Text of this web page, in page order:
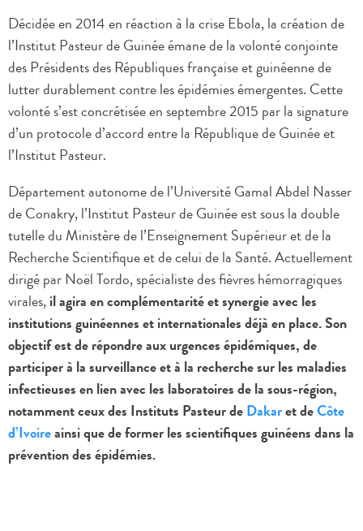
Décidée en 2014 en réaction à la crise Ebola, la création de
l’Institut Pasteur de Guinée émane de la volonté conjointe
des Présidents des Républiques française et guinéenne de
lutter durablement contre les épidémies émergentes. Cette
volonté s’est concrétisée en septembre 2015 par la signature
d’un protocole d’accord entre la République de Guinée et
l’Institut Pasteur.
Département autonome de l’Université Gamal Abdel Nasser
de Conakry, l’Institut Pasteur de Guinée est sous la double
tutelle du Ministère de l’Enseignement Supérieur et de la
Recherche Scientifique et de celui de la Santé. Actuellement
dirigé par Noël Tordo, spécialiste des fièvres hémorragiques
virales,il agira en complémentarité et synergie avec les
institutions guinéennes et internationales déjà en place. Son
objectif est de répondre aux urgences épidémiques, de
participer à la surveillance et à la recherche sur les maladies
infectieuses en lien avec les laboratoires de la sous-région,
notamment ceux des Instituts Pasteur deDakaret deCôte
d’Ivoireainsi que de former les scientifiques guinéens dans la
prévention des épidémies.